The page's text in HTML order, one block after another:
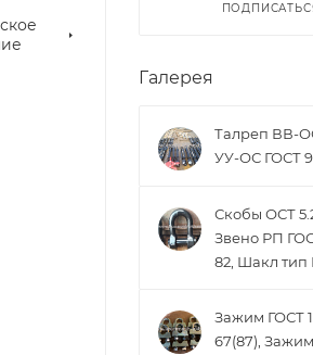
Галерея
Талреп ВВ-
УУ-ОС ГОСТ
Скобы ОСТ
Звено РП
82, Шакл тип
Зажим ГОСТ
67(87),